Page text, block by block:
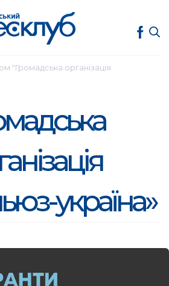
"Громадська організація
україна»